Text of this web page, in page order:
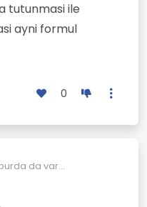
dalga boyunun itme
doğru itilen
aldığı yol(Kısa kırmızı
aldığı yol.
altında düz plaka
tutunmasi ile
ayni formul
0
da var
ayni formul